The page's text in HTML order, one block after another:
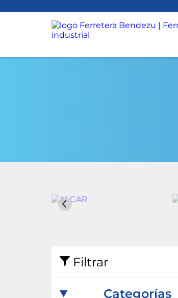
Perforado
Torque
Hidráulicos
Filtrar
Categorías